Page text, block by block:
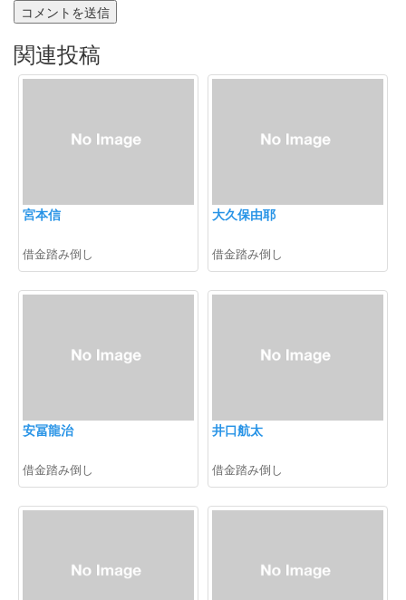
関連投稿
宮本信
借金踏み倒し
大久保由耶
借金踏み倒し
安冨龍治
借金踏み倒し
井口航太
借金踏み倒し